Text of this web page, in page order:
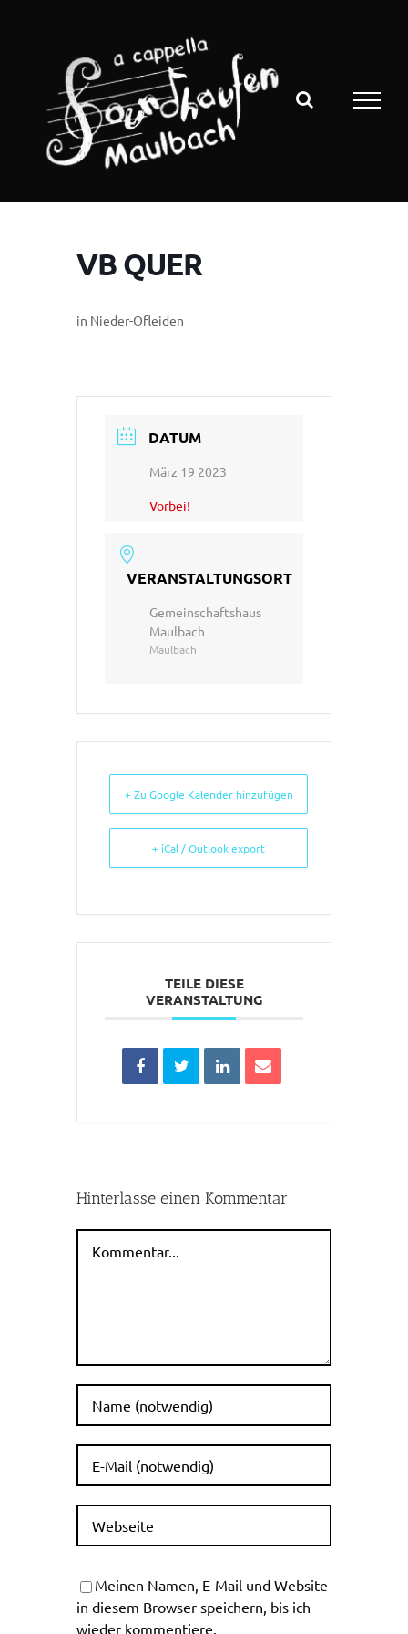
VB QUER
in Nieder-Ofleiden
DATUM
März 19 2023
Vorbei!
VERANSTALTUNGSORT
Gemeinschaftshaus
Maulbach
Maulbach
+ Zu Google Kalender hinzufügen
+ iCal / Outlook export
TEILE DIESE
VERANSTALTUNG
Hinterlasse einen Kommentar
Kommentar
Meinen Namen, E-Mail und Website
in diesem Browser speichern, bis ich
wieder kommentiere.